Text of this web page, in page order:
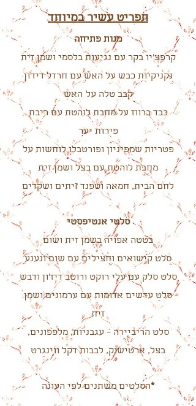
תפריט עשיר במיוחד
מנות פתיחה
קרפצ'יו בקר עם נגיעות בלסמי ושמן זית
נקניקיות כבש על האש עם חרדל דיז'ון
קבב טלה על האש
כבד ברווז על מחבת לוהטת עם ריבת
פירות יער
פטריות שמפיניון ופורטבלו לוחשות על
מחבת לוהטת עם בצל ושמן זית
לחם הבית, חמאה וטפנד זיתים ושקדים
סלטי אנטיפסטי
בטטה אפויה בשמן זית ושום
סלט קישואים וחצילים עם שום ונענע
סלט סלק עם עלי רוקט ורוטב דיז'ון ודבש
סלט עדשים אדומות עם ערמונים ושמן
זית
סלט הריביירה – עגבניות, מלפפונים,
בצל, ארטישוק, לבבות דקל ווינגרט
*הסלטים משתנים לפי העונה